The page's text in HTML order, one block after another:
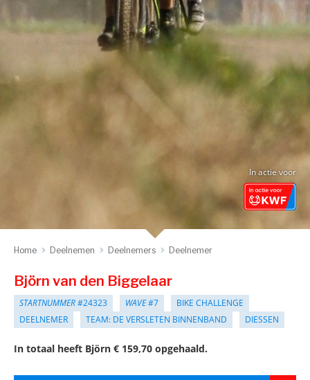
In actie voor
Home Deelnemen Deelnemers Deelnemer
Björn van den Biggelaar
STARTNUMMER#24323 WAVE#7
BIKE CHALLENGE
DEELNEMER
TEAM: DE VERSLETEN BINNENBAND DIESSEN
In totaal heeft Björn € 159,70 opgehaald.